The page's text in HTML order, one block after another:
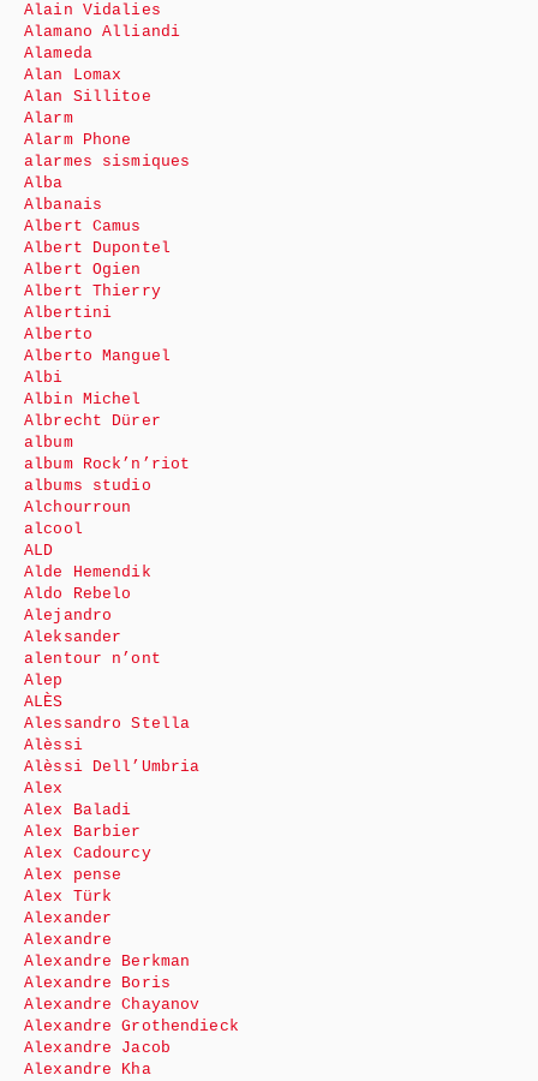
Alain Vidalies
Alamano Alliandi
Alameda
Alan Lomax
Alan Sillitoe
Alarm
Alarm Phone
alarmes sismiques
Alba
Albanais
Albert Camus
Albert Dupontel
Albert Ogien
Albert Thierry
Albertini
Alberto
Alberto Manguel
Albi
Albin Michel
Albrecht Dürer
album
album Rock’n’riot
albums studio
Alchourroun
alcool
ALD
Alde Hemendik
Aldo Rebelo
Alejandro
Aleksander
alentour n’ont
Alep
ALÈS
Alessandro Stella
Alèssi
Alèssi Dell’Umbria
Alex
Alex Baladi
Alex Barbier
Alex Cadourcy
Alex pense
Alex Türk
Alexander
Alexandre
Alexandre Berkman
Alexandre Boris
Alexandre Chayanov
Alexandre Grothendieck
Alexandre Jacob
Alexandre Kha